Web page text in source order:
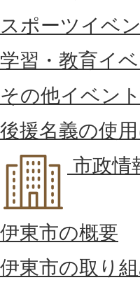
スポーツイベ
学習・教育イ
その他イベント
後援名義の使
市政情
伊東市の概要
伊東市の取り